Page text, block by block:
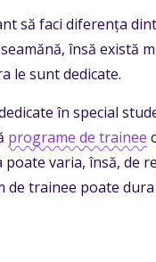
să faci diferența
însă există
le sunt dedicate.
în special
programe de trainee
varia, însă, de
trainee poate dura